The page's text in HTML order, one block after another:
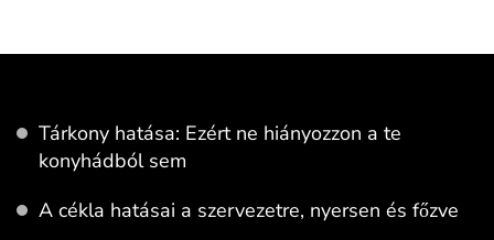
Tárkony hatása: Ezért ne hiányozzon a te
konyhádból sem
A cékla hatásai a szervezetre, nyersen és főzve